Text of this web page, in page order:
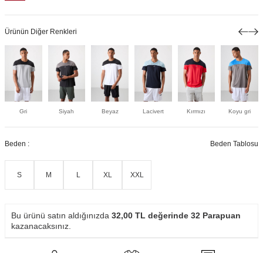
Ürünün Diğer Renkleri
Gri Siyah Beyaz Lacivert Kırmızı Koyu gri
Beden : Beden Tablosu
S M L XL XXL
Bu ürünü satın aldığınızda 32,00 TL değerinde 32 Parapuan
kazanacaksınız.